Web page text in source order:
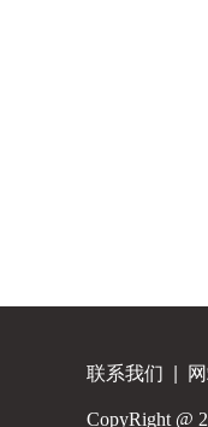
联系我们 |
CopyRight @